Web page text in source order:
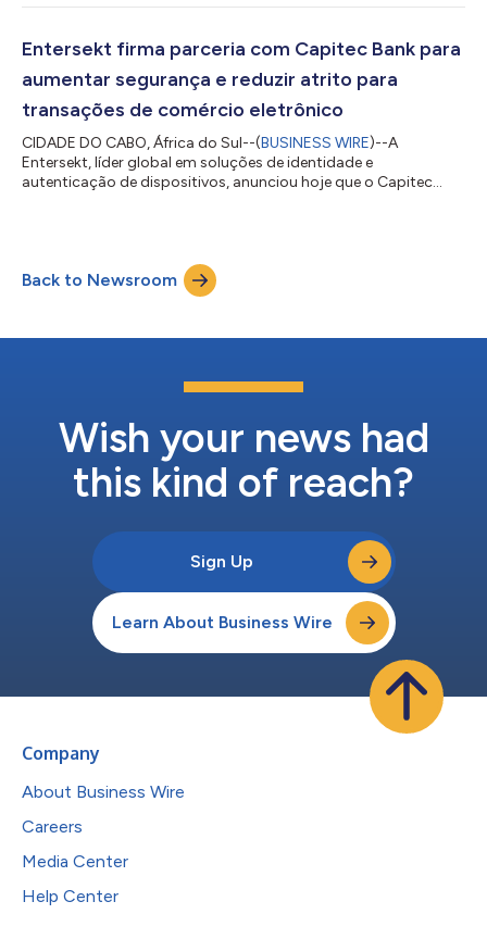
expansão contínua na América do Norte. No final de 2021, a
KKR, uma empresa de private equity com foco em tecnologia,
para contratar lideranças importantes, l...
Entersekt firma parceria com Capitec Bank para
aumentar segurança e reduzir atrito para
transações de comércio eletrônico
CIDADE DO CABO, África do Sul--(BUSINESS WIRE)--A
Entersekt, líder global em soluções de identidade e
autenticação de dispositivos, anunciou hoje que o Capitec
titulares de cartões. A solução da Entersekt aproveita a análise
comportamental da NuData Security, uma empresa
Mastercard, que fornece tecnologia líder do setor de
Back to Newsroom
Wish your news had
this kind of reach?
Sign Up
Learn About Business Wire
Company
About Business Wire
Careers
Media Center
Help Center